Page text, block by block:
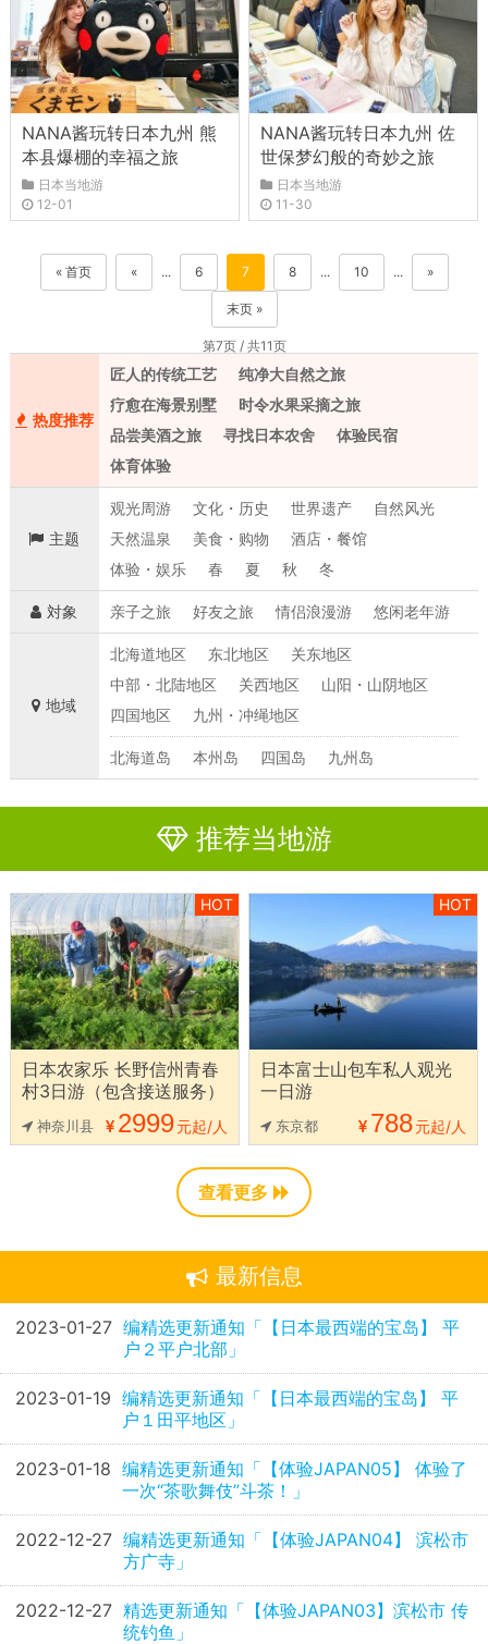
NANA酱玩转日本九州 熊
本县爆棚的幸福之旅
日本当地游
12-01
NANA酱玩转日本九州 佐
世保梦幻般的奇妙之旅
日本当地游
11-30
第7页 / 共11页
« 首页 « ... 6 7 8 ... 10 ... »
末页 »
热度推荐
匠人的传统工艺
纯净大自然之旅
疗愈在海景别墅
时令水果采摘之旅
品尝美酒之旅
寻找日本农舍
体验民宿
体育体验
主题
观光周游 文化・历史 世界遗产
自然风光
天然温泉
美食・购物
酒店・餐馆
体验・娱乐
春 夏 秋 冬
対象 亲子之旅 好友之旅 情侣浪漫游 悠闲老年游
地域
北海道地区 东北地区
关东地区
中部・北陆地区
关西地区
山阳・山阴地区
四国地区
九州・冲绳地区
北海道岛 本州岛 四国岛 九州岛
推荐当地游
HOT
日本农家乐 长野信州青春
村3日游（包含接送服务）
神奈川县 2999元起/人
HOT
日本富士山包车私人观光
一日游
东京都 788元起/人
查看更多
最新信息
2023-01-27 编精选更新通知「【日本最西端的宝岛】 平
户２平户北部」
2023-01-19 编精选更新通知「【日本最西端的宝岛】 平
户１田平地区」
2023-01-18 编精选更新通知「【体验JAPAN05】 体验了
一次“茶歌舞伎”斗茶！」
2022-12-27 编精选更新通知「【体验JAPAN04】 滨松市
方广寺」
2022-12-27 精选更新通知「【体验JAPAN03】滨松市 传
统钓鱼」